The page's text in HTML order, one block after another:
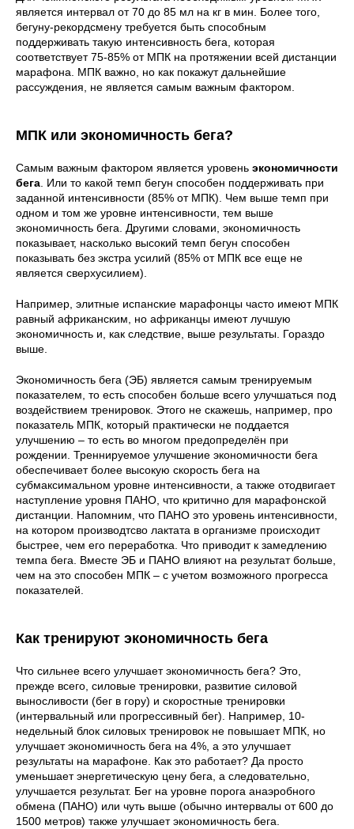
является интервал от 70 до 85 мл на кг в мин. Более того,
бегуну-рекордсмену требуется быть способным
поддерживать такую интенсивность бега, которая
соответствует 75-85% от МПК на протяжении всей дистанции
марафона. МПК важно, но как покажут дальнейшие
рассуждения, не является самым важным фактором.
МПК или экономичность бега?
Самым важным фактором является уровень экономичности
бега. Или то какой темп бегун способен поддерживать при
заданной интенсивности (85% от МПК). Чем выше темп при
одном и том же уровне интенсивности, тем выше
экономичность бега. Другими словами, экономичность
показывает, насколько высокий темп бегун способен
показывать без экстра усилий (85% от МПК все еще не
является сверхусилием).
Например, элитные испанские марафонцы часто имеют МПК
равный африканским, но африканцы имеют лучшую
экономичность и, как следствие, выше результаты. Гораздо
выше.
Экономичность бега (ЭБ) является самым тренируемым
показателем, то есть способен больше всего улучшаться под
воздействием тренировок. Этого не скажешь, например, про
показатель МПК, который практически не поддается
улучшению – то есть во многом предопределён при
рождении. Треннируемое улучшение экономичности бега
обеспечивает более высокую скорость бега на
субмаксимальном уровне интенсивности, а также отодвигает
наступление уровня ПАНО, что критично для марафонской
дистанции. Напомним, что ПАНО это уровень интенсивности,
на котором производтсво лактата в организме происходит
быстрее, чем его переработка. Что приводит к замедлению
темпа бега. Вместе ЭБ и ПАНО влияют на результат больше,
чем на это способен МПК – с учетом возможного прогресса
показателей.
Как тренируют экономичность бега
Что сильнее всего улучшает экономичность бега? Это,
прежде всего, силовые тренировки, развитие силовой
выносливости (бег в гору) и скоростные тренировки
(интервальный или прогрессивный бег). Например, 10-
недельный блок силовых тренировок не повышает МПК, но
улучшает экономичность бега на 4%, а это улучшает
результаты на марафоне. Как это работает? Да просто
уменьшает энергетическую цену бега, а следовательно,
улучшается результат. Бег на уровне порога анаэробного
обмена (ПАНО) или чуть выше (обычно интервалы от 600 до
1500 метров) также улучшает экономичность бега.